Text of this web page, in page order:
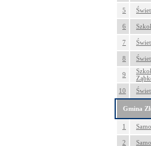
5
6
7
8
9
10
Gmina
1
2